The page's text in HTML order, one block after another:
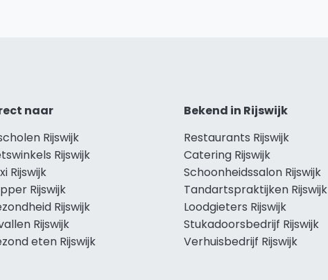
naar
Rijswijk
Rijswijk
Rijswijk
Rijswijk
Rijswijk
Rijswijk
eten Rijswijk
Bekend in Rijswijk
Restaurants Rijswijk
Catering Rijswijk
Schoonheidssalon Rijswijk
Tandartspraktijken Rijswijk
Loodgieters Rijswijk
Stukadoorsbedrijf Rijswijk
Verhuisbedrijf Rijswijk